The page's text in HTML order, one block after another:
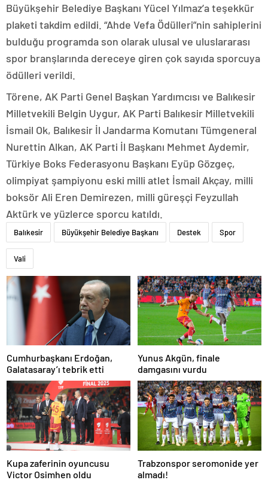
Büyükşehir Belediye Başkanı Yücel Yılmaz’a teşekkür
plaketi takdim edildi. “Ahde Vefa Ödülleri”nin sahiplerini
bulduğu programda son olarak ulusal ve uluslararası
spor branşlarında dereceye giren çok sayıda sporcuya
ödülleri verildi.
Törene, AK Parti Genel Başkan Yardımcısı ve Balıkesir
Milletvekili Belgin Uygur, AK Parti Balıkesir Milletvekili
İsmail Ok, Balıkesir İl Jandarma Komutanı Tümgeneral
Nurettin Alkan, AK Parti İl Başkanı Mehmet Aydemir,
Türkiye Boks Federasyonu Başkanı Eyüp Gözgeç,
olimpiyat şampiyonu eski milli atlet İsmail Akçay, milli
boksör Ali Eren Demirezen, milli güreşçi Feyzullah
Aktürk ve yüzlerce sporcu katıldı.
Balıkesir Büyükşehir Belediye Başkanı Destek Spor
Vali
Cumhurbaşkanı Erdoğan,
Galatasaray’ı tebrik etti
Yunus Akgün, finale
damgasını vurdu
Kupa zaferinin oyuncusu
Victor Osimhen oldu
Trabzonspor seromonide yer
almadı!